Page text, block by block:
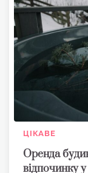
ЦІКАВЕ
Оренда
відпочинку